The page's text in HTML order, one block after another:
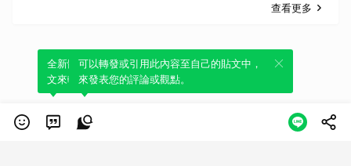
查看更多
全新體驗！一鍵引用此內容，透過發布貼
文來輕鬆表達個人立場。
可以轉發或引用此內容至自己的貼文中，
來發表您的評論或觀點。